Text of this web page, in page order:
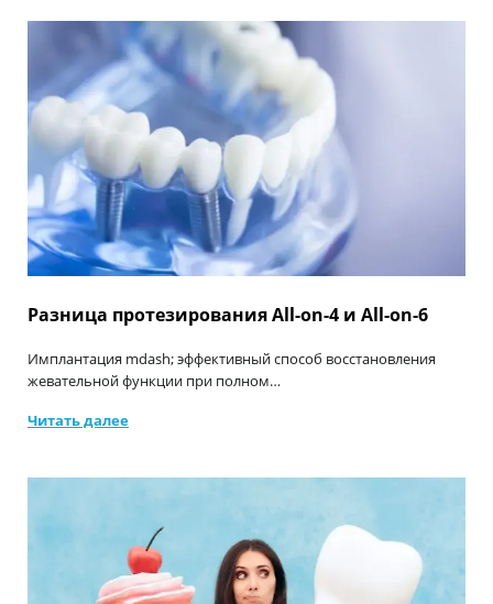
Разница протезирования All-on-4 и All-on-6
Имплантация mdash; эффективный способ восстановления
жевательной функции при полном…
Читать далее